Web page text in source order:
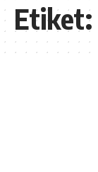
Etiket: